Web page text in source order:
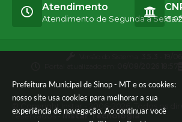
Prefeitura Municipal de Sinop - MT e os cookies:
nosso site usa cookies para melhorar a sua
experiência de navegação. Ao continuar você
Atendimento
Atendimento de Segunda a Sexta-
© Copyright Instar - 2006-2026. Todos os
reservados - Instar Tecnologia